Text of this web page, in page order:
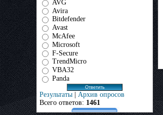
AVG
Avira
Bitdefender
Avast
McAfee
Microsoft
F-Secure
TrendMicro
VBA32
Panda
Результаты | Архив опросов
Всего ответов: 1461